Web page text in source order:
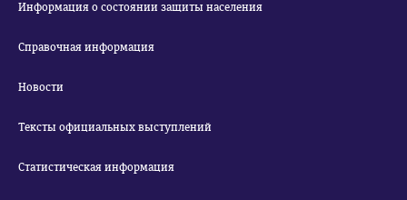
Информация о состоянии защиты населения
Справочная информация
Новости
Тексты официальных выступлений
Статистическая информация